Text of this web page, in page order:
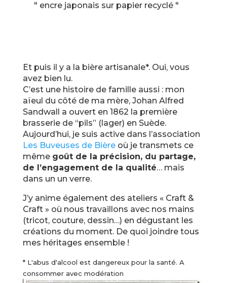
" encre japonais sur papier recyclé "
Et puis il y a la bière artisanale*. Oui, vous
avez bien lu.
C’est une histoire de famille aussi : mon
aïeul du côté de ma mère, Johan Alfred
Sandwall a ouvert en 1862 la première
brasserie de “pils” (lager) en Suède.
Aujourd’hui, je suis active dans l’association
Les Buveuses de Bièreoù je transmets ce
même goût de la précision, du partage,
de l’engagement de la qualité… mais
dans un un verre.
J’y anime également des ateliers « Craft &
Craft » où nous travaillons avec nos mains
(tricot, couture, dessin…) en dégustant les
créations du moment. De quoi joindre tous
mes héritages ensemble !
* L'abus d'alcool est dangereux pour la santé. A
consommer avec modération